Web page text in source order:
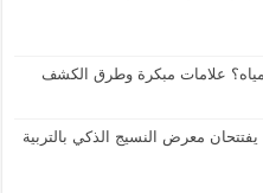
علامات مبكرة وطرق الكشف
معرض النسيج الذكي بالتربية